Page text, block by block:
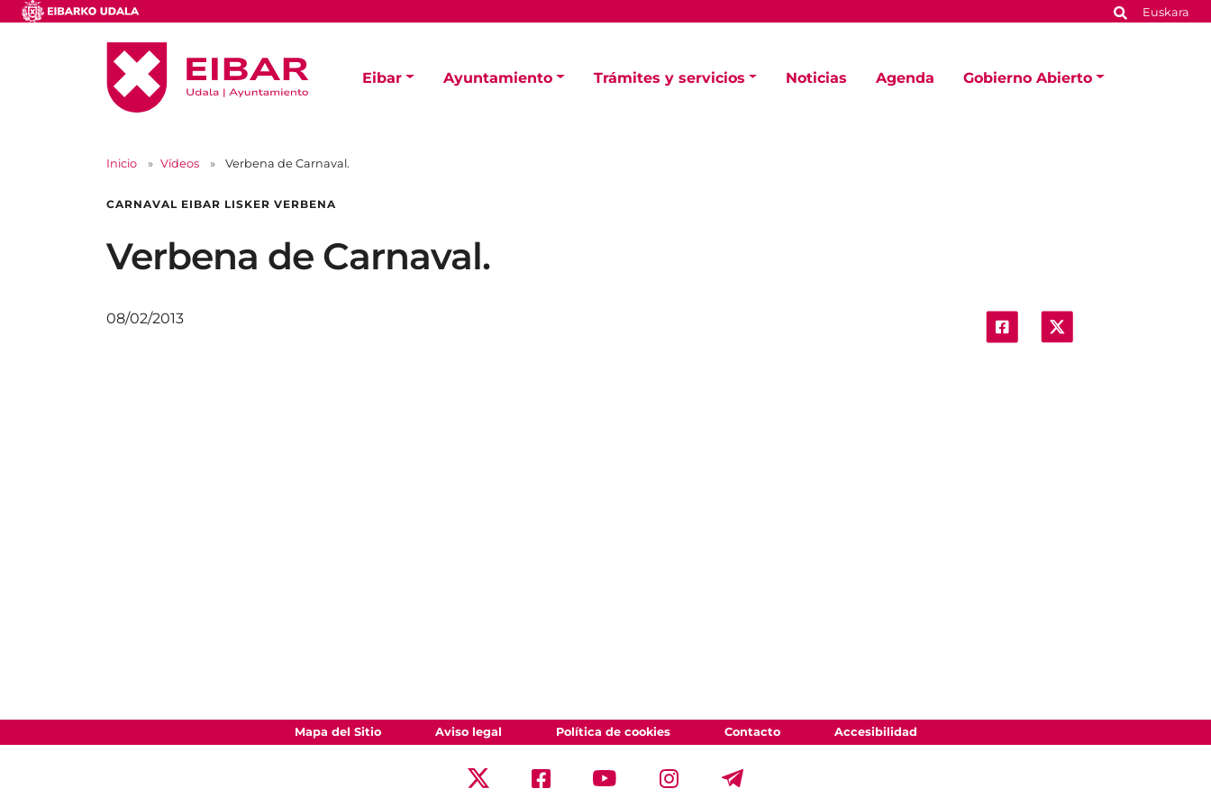
Euskara
Eibar Ayuntamiento Trámites y servicios Noticias Agenda Gobierno Abierto
Inicio Vídeos Verbena de Carnaval.
CARNAVAL EIBAR LISKER VERBENA
Verbena de Carnaval.
08/02/2013
Mapa del Sitio Aviso legal Política de cookies Contacto Accesibilidad